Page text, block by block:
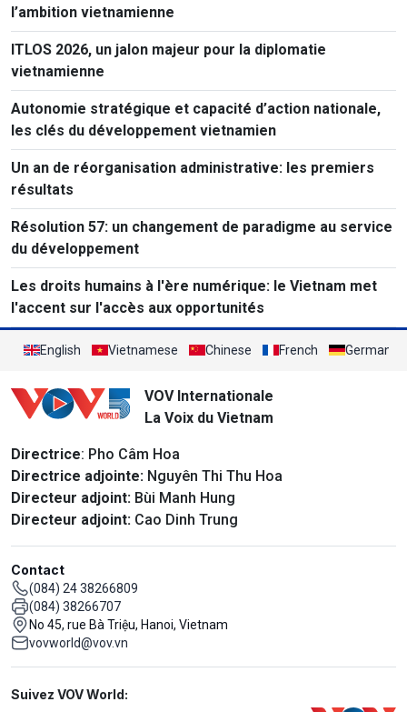
l’ambition vietnamienne
ITLOS 2026, un jalon majeur pour la diplomatie
vietnamienne
Autonomie stratégique et capacité d’action nationale,
les clés du développement vietnamien
Un an de réorganisation administrative: les premiers
résultats
Résolution 57: un changement de paradigme au service
du développement
Les droits humains à l'ère numérique: le Vietnam met
l'accent sur l'accès aux opportunités
English Vietnamese Chinese French German
VOV Internationale
La Voix du Vietnam
Directrice: Pho Câm Hoa
Directrice adjointe: Nguyên Thi Thu Hoa
Directeur adjoint: Bùi Manh Hung
Directeur adjoint: Cao Dinh Trung
Contact
(084) 24 38266809
(084) 38266707
No 45, rue Bà Triệu, Hanoi, Vietnam
vovworld@vov.vn
Mạng xã hội
Suivez VOV World: